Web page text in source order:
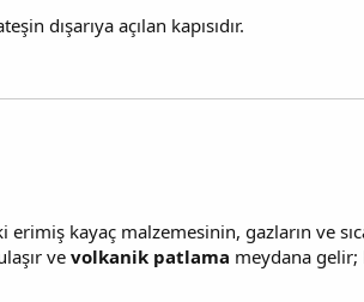
dışarıya açılan kapısıdır.
erimiş kayaç malzemesinin, gazların ve
ve volkanik patlama meydana gelir;